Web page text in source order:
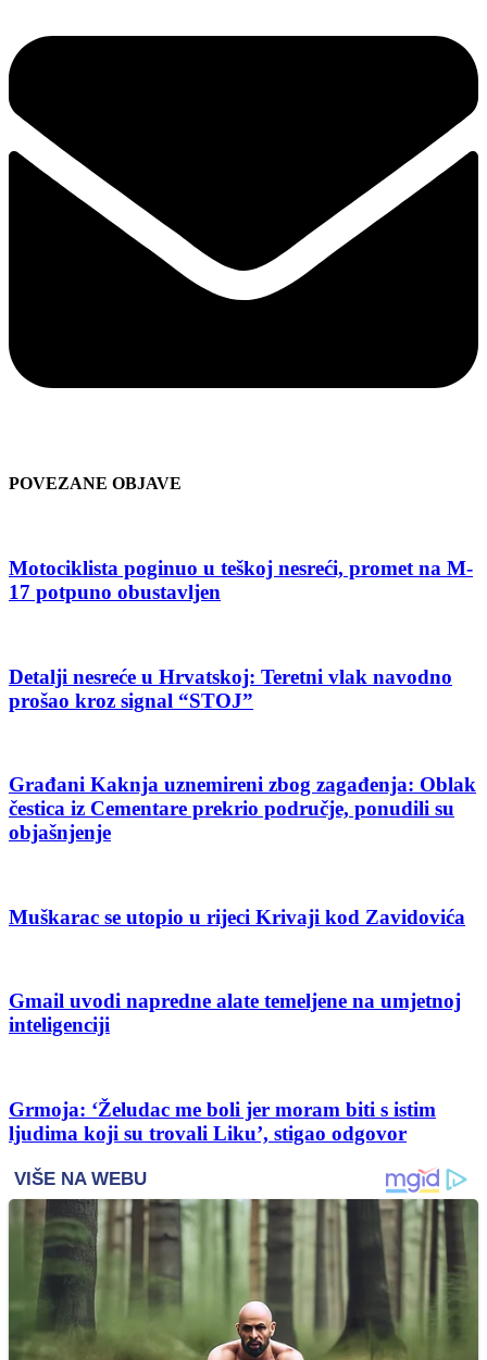
POVEZANE OBJAVE
Motociklista poginuo u teškoj nesreći, promet na M-
17 potpuno obustavljen
Detalji nesreće u Hrvatskoj: Teretni vlak navodno
prošao kroz signal “STOJ”
Građani Kaknja uznemireni zbog zagađenja: Oblak
čestica iz Cementare prekrio područje, ponudili su
objašnjenje
Muškarac se utopio u rijeci Krivaji kod Zavidovića
Gmail uvodi napredne alate temeljene na umjetnoj
inteligenciji
Grmoja: ‘Želudac me boli jer moram biti s istim
ljudima koji su trovali Liku’, stigao odgovor